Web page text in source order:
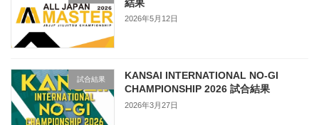
結果
2026年5月12日
試合結果
KANSAI INTERNATIONAL NO-GI
CHAMPIONSHIP 2026 試合結果
2026年3月27日